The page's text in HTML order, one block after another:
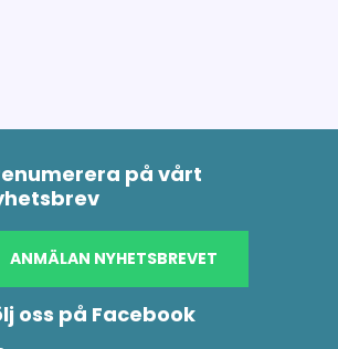
på vårt
ANMÄLAN NYHETSBREVET
oss på Facebook